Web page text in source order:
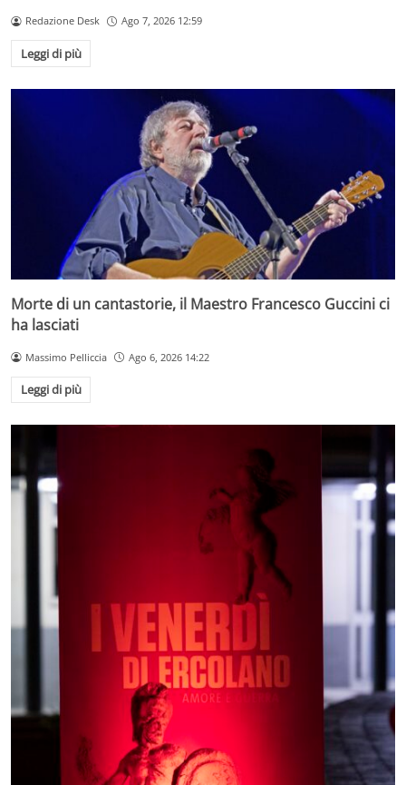
Redazione Desk Ago 7, 2026 12:59
Leggi di più
Morte di un cantastorie, il Maestro Francesco Guccini ci
ha lasciati
Massimo Pelliccia Ago 6, 2026 14:22
Leggi di più